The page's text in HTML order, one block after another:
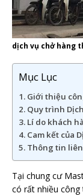
dịch vụ chở hàng
Mục Lục
Giới thiệu
Quy trình
Lí do khách
Cam kết của
Thông tin
Tại chung cư
có rất nhiều công